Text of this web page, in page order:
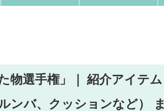
物選手権」｜ 紹介アイテム
ンバ、クッションなど） ま